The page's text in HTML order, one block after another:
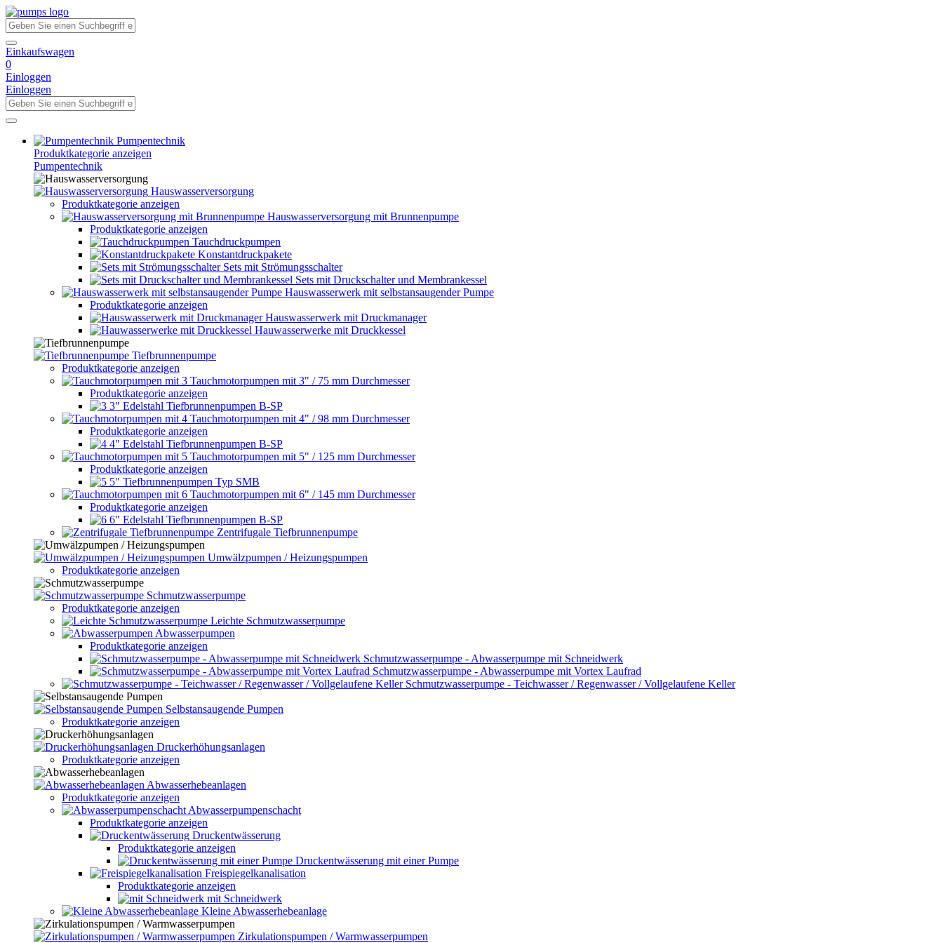
Einkaufswagen
0
Einloggen
Einloggen
Pumpentechnik
Produktkategorie anzeigen
Pumpentechnik
Hauswasserversorgung
Produktkategorie anzeigen
Hauswasserversorgung mit Brunnenpumpe
Produktkategorie anzeigen
Tauchdruckpumpen
Konstantdruckpakete
Sets mit Strömungsschalter
Sets mit Druckschalter und Membrankessel
Hauswasserwerk mit selbstansaugender Pumpe
Produktkategorie anzeigen
Hauswasserwerk mit Druckmanager
Hauwasserwerke mit Druckkessel
Tiefbrunnenpumpe
Produktkategorie anzeigen
Tauchmotorpumpen mit 3" / 75 mm Durchmesser
Produktkategorie anzeigen
3" Edelstahl Tiefbrunnenpumpen B-SP
Tauchmotorpumpen mit 4" / 98 mm Durchmesser
Produktkategorie anzeigen
4" Edelstahl Tiefbrunnenpumpen B-SP
Tauchmotorpumpen mit 5" / 125 mm Durchmesser
Produktkategorie anzeigen
5" Tiefbrunnenpumpen Typ SMB
Tauchmotorpumpen mit 6" / 145 mm Durchmesser
Produktkategorie anzeigen
6" Edelstahl Tiefbrunnenpumpen B-SP
Zentrifugale Tiefbrunnenpumpe
Umwälzpumpen / Heizungspumpen
Produktkategorie anzeigen
Schmutzwasserpumpe
Produktkategorie anzeigen
Leichte Schmutzwasserpumpe
Abwasserpumpen
Produktkategorie anzeigen
Schmutzwasserpumpe - Abwasserpumpe mit Schneidwerk
Schmutzwasserpumpe - Abwasserpumpe mit Vortex Laufrad
Schmutzwasserpumpe - Teichwasser / Regenwasser / Vollgelaufene Keller
Selbstansaugende Pumpen
Produktkategorie anzeigen
Druckerhöhungsanlagen
Produktkategorie anzeigen
Abwasserhebeanlagen
Produktkategorie anzeigen
Abwasserpumpenschacht
Produktkategorie anzeigen
Druckentwässerung
Produktkategorie anzeigen
Druckentwässerung mit einer Pumpe
Freispiegelkanalisation
Produktkategorie anzeigen
mit Schneidwerk
Kleine Abwasserhebeanlage
Zirkulationspumpen / Warmwasserpumpen